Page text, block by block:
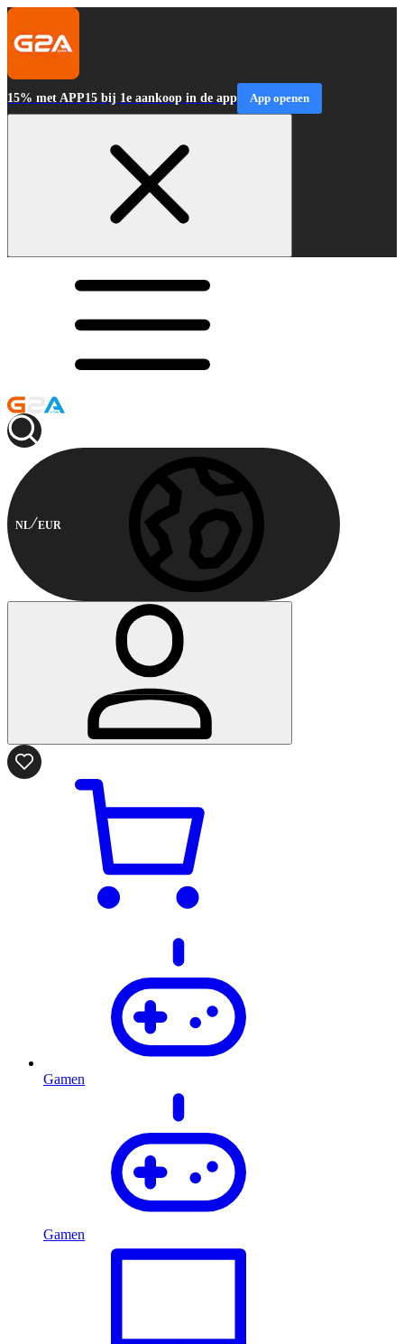
15% met APP15 bij 1e aankoop in de app App openen
NL EUR
Gamen
Gamen